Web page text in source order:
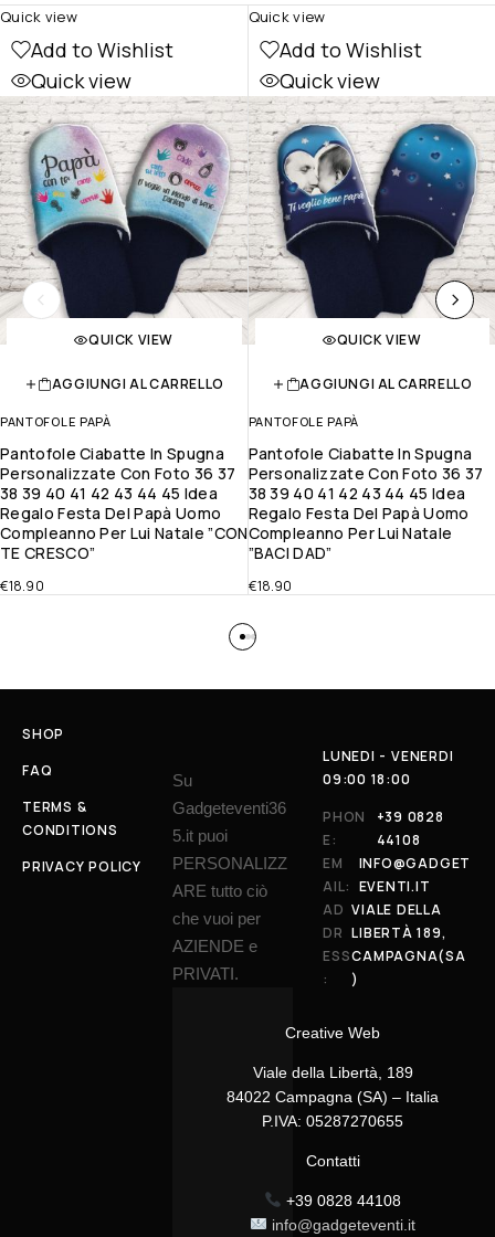
Add to Wishlist
Quick view
QUICK VIEW
AGGIUNGI AL CARRELLO
PANTOFOLE PAPÀ
Pantofole Ciabatte In Spugna
Personalizzate Con Foto 36 37
38 39 40 41 42 43 44 45 Idea
Regalo Festa Del Papà Uomo
Compleanno Per Lui Natale ”CON
TE CRESCO”
€18.90
Quick view
Add to Wishlist
Quick view
QUICK VIEW
AGGIUNGI AL CARRELLO
PANTOFOLE PAPÀ
Pantofole Ciabatte In Spugna
Personalizzate Con Foto 36 37
38 39 40 41 42 43 44 45 Idea
Regalo Festa Del Papà Uomo
Compleanno Per Lui Natale
”BACI DAD”
€18.90
Quick view
SHOP
FAQ
TERMS &
CONDITIONS
PRIVACY POLICY
Su
Gadgeteventi36
5.it puoi
PERSONALIZZ
ARE tutto ciò
che vuoi per
AZIENDE e
PRIVATI.
Creative Web
Viale della Libertà, 189
84022 Campagna (SA) – Italia
P.IVA: 05287270655
Contatti
+39 0828 44108
info@gadgeteventi.it
LUNEDI - VENERDI
09:00 18:00
PHON
E:
+39 0828
44108
EM
AIL:
INFO@GADGET
EVENTI.IT
AD
DR
ESS
:
VIALE DELLA
LIBERTÀ 189,
CAMPAGNA(SA
)